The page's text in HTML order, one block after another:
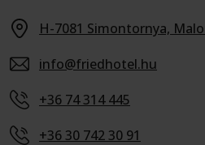
H-7081 Simontornya,
info@friedhotel.hu
+36 74 314 445
+36 30 742 30 91